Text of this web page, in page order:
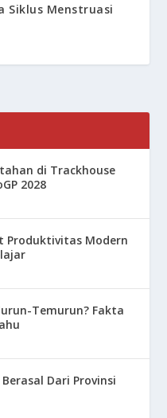
Siklus Menstruasi
di Trackhouse
2028
Produktivitas Modern
Temurun? Fakta
Dari Provinsi